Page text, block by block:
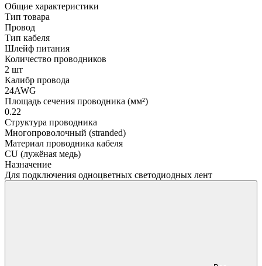
Общие характеристики
Тип товара
Провод
Тип кабеля
Шлейф питания
Количество проводников
2 шт
Калибр провода
24AWG
Площадь сечения проводника (мм²)
0.22
Структура проводника
Многопроволочный (stranded)
Материал проводника кабеля
CU (лужёная медь)
Назначение
Для подключения одноцветных светодиодных лент